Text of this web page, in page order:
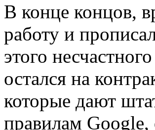
В конце концов,
работу и
этого
остался на
которые дают
правилам Google,